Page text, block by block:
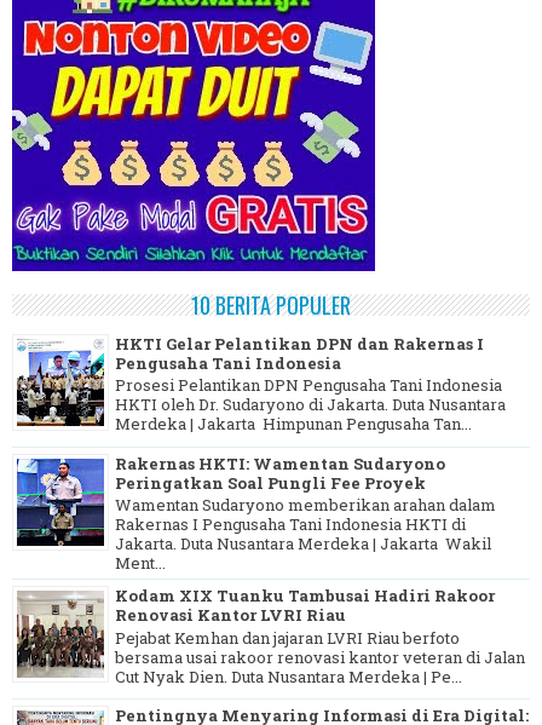
10 BERITA POPULER
HKTI Gelar Pelantikan DPN dan Rakernas I
Pengusaha Tani Indonesia
Prosesi Pelantikan DPN Pengusaha Tani Indonesia
HKTI oleh Dr. Sudaryono di Jakarta. Duta Nusantara
Merdeka | Jakarta Himpunan Pengusaha Tan...
Rakernas HKTI: Wamentan Sudaryono
Peringatkan Soal Pungli Fee Proyek
Wamentan Sudaryono memberikan arahan dalam
Rakernas I Pengusaha Tani Indonesia HKTI di
Jakarta. Duta Nusantara Merdeka | Jakarta Wakil
Ment...
Kodam XIX Tuanku Tambusai Hadiri Rakoor
Renovasi Kantor LVRI Riau
Pejabat Kemhan dan jajaran LVRI Riau berfoto
bersama usai rakoor renovasi kantor veteran di Jalan
Cut Nyak Dien. Duta Nusantara Merdeka | Pe...
Pentingnya Menyaring Informasi di Era Digital: